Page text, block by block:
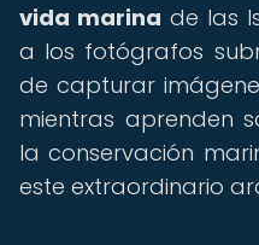
vida marina de las
a los fotógrafos
de capturar
mientras aprenden
la conservación
este extraordinario